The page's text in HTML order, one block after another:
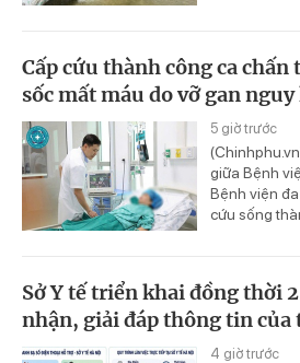
Cấp cứu thành công ca
sốc mất máu do vỡ gan
5 giờ trước
giữa Bệnh
Bệnh viện
cứu sống
Sở Y tế triển khai đồng thời
nhận, giải đáp thông tin của
4 giờ trước